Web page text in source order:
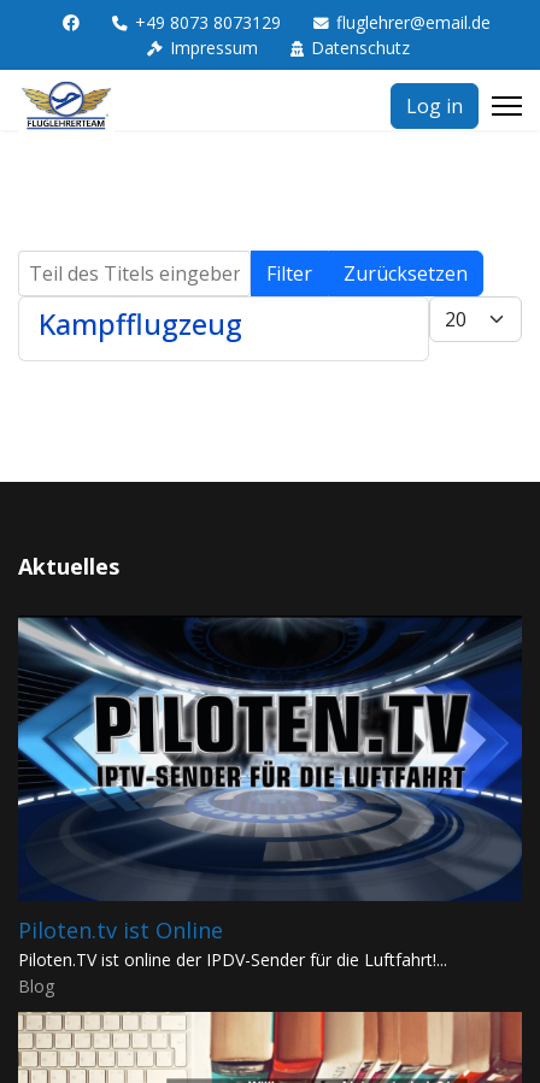
+49 8073 8073129
fluglehrer@email.de
Impressum
Datenschutz
Log in
Teil des Titels eingeben Filter
Zurücksetzen
Anzeige #
Kampfflugzeug
Aktuelles
Piloten.tv ist Online
Piloten.TV ist online der IPDV-Sender für die Luftfahrt!...
Blog